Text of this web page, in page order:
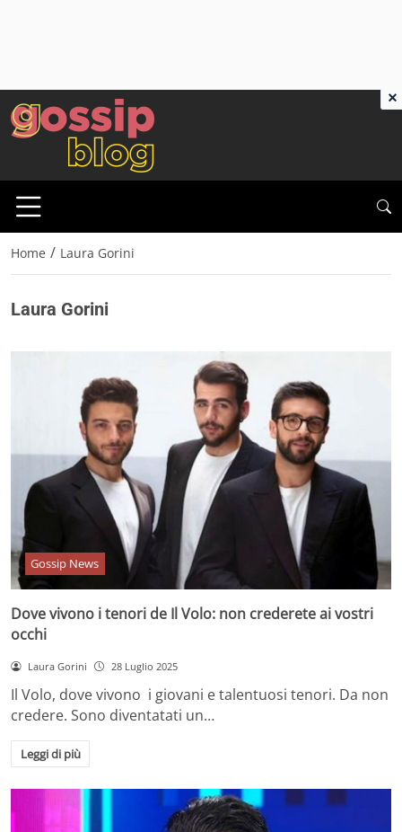
Home / Laura Gorini
Laura Gorini
Gossip News
Dove vivono i tenori de Il Volo: non crederete ai vostri
occhi
Laura Gorini 28 Luglio 2025
Il Volo, dove vivono i giovani e talentuosi tenori. Da non
credere. Sono diventatati un…
Leggi di più
×